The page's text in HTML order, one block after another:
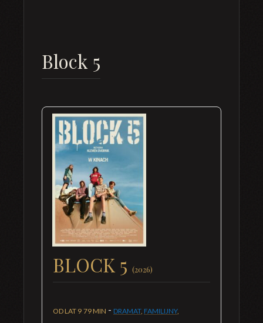
Block 5
BLOCK 5 (2026)
OD LAT 9 79 MIN - DRAMAT, FAMILIJNY,